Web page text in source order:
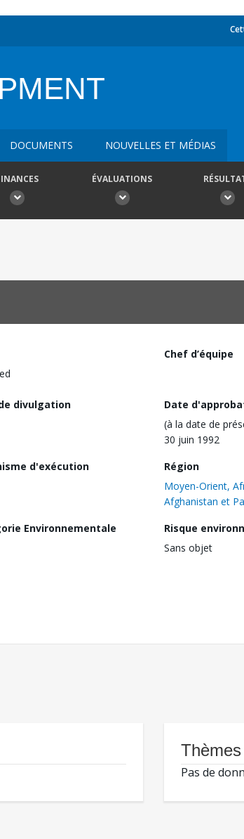
DOCUMENTS NOUVELLES ET MÉDIAS
ÉVALUATIONS
Chef d’équipe
divulgation
Date
(à la date de
30 juin 1992
d'exécution
Région
Moyen-Orient,
Afghanistan et
Environnementale
Risque
Sans objet
Thèmes
Pas de